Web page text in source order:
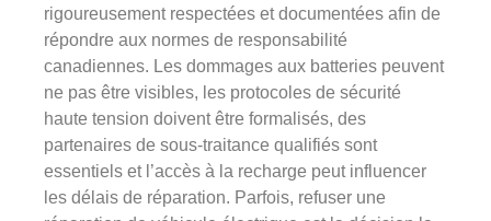
rigoureusement respectées et documentées afin de
répondre aux normes de responsabilité
canadiennes. Les dommages aux batteries peuvent
ne pas être visibles, les protocoles de sécurité
haute tension doivent être formalisés, des
partenaires de sous-traitance qualifiés sont
essentiels et l’accès à la recharge peut influencer
les délais de réparation. Parfois, refuser une